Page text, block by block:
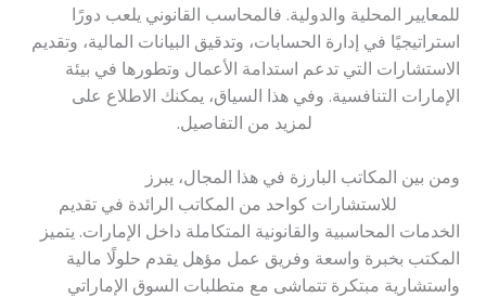
للمعايير المحلية والدولية. فالمحاسب القانوني يلعب دورًا
استراتيجيًا في إدارة الحسابات، وتدقيق البيانات المالية، وتقديم
الاستشارات التي تدعم استدامة الأعمال وتطورها في بيئة
الإمارات التنافسية. وفي هذا السياق، يمكنك الاطلاع على
لمزيد من التفاصيل.
ومن بين المكاتب البارزة في هذا المجال، يبرز
للاستشارات كواحد من المكاتب الرائدة في تقديم
الخدمات المحاسبية والقانونية المتكاملة داخل الإمارات. يتميز
المكتب بخبرة واسعة وفريق عمل مؤهل يقدم حلولًا مالية
واستشارية مبتكرة تتماشى مع متطلبات السوق الإماراتي